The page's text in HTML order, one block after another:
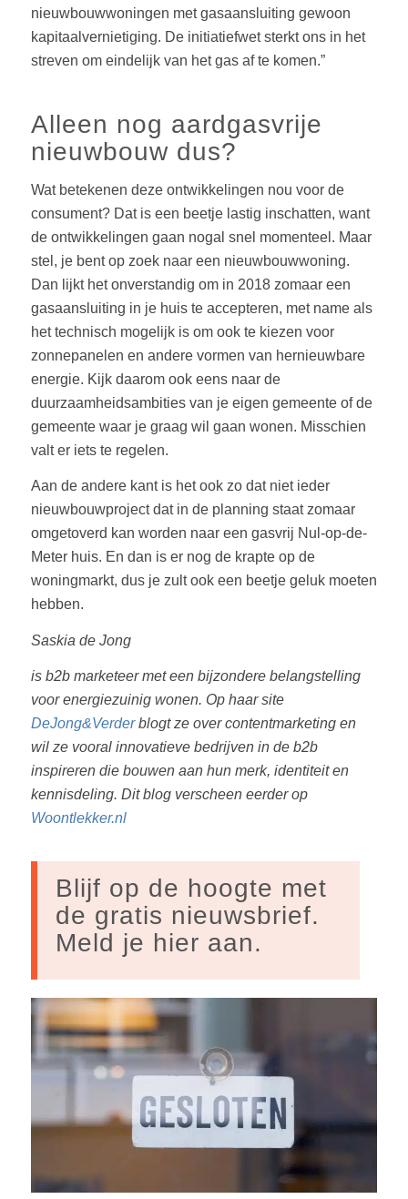
nieuwbouwwoningen met gasaansluiting gewoon
kapitaalvernietiging. De initiatiefwet sterkt ons in het
streven om eindelijk van het gas af te komen.”
Alleen nog aardgasvrije
nieuwbouw dus?
Wat betekenen deze ontwikkelingen nou voor de
consument? Dat is een beetje lastig inschatten, want
de ontwikkelingen gaan nogal snel momenteel. Maar
stel, je bent op zoek naar een nieuwbouwwoning.
Dan lijkt het onverstandig om in 2018 zomaar een
gasaansluiting in je huis te accepteren, met name als
het technisch mogelijk is om ook te kiezen voor
zonnepanelen en andere vormen van hernieuwbare
energie. Kijk daarom ook eens naar de
duurzaamheidsambities van je eigen gemeente of de
gemeente waar je graag wil gaan wonen. Misschien
valt er iets te regelen.
Aan de andere kant is het ook zo dat niet ieder
nieuwbouwproject dat in de planning staat zomaar
omgetoverd kan worden naar een gasvrij Nul-op-de-
Meter huis. En dan is er nog de krapte op de
woningmarkt, dus je zult ook een beetje geluk moeten
hebben.
Saskia de Jong
is b2b marketeer met een bijzondere belangstelling
voor energiezuinig wonen. Op haar site
DeJong&Verderblogt ze over contentmarketing en
wil ze vooral innovatieve bedrijven in de b2b
inspireren die bouwen aan hun merk, identiteit en
kennisdeling. Dit blog verscheen eerder op
Woontlekker.nl
Blijf op de hoogte met
de gratis nieuwsbrief.
Meld je hier aan.